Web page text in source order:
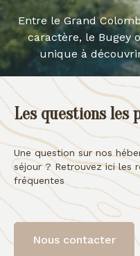
Entre le Grand
caractère, le Bugey
unique à
Les questions les
Une question sur nos
séjour ? Retrouvez ici les
fréquentes
Nous contacter